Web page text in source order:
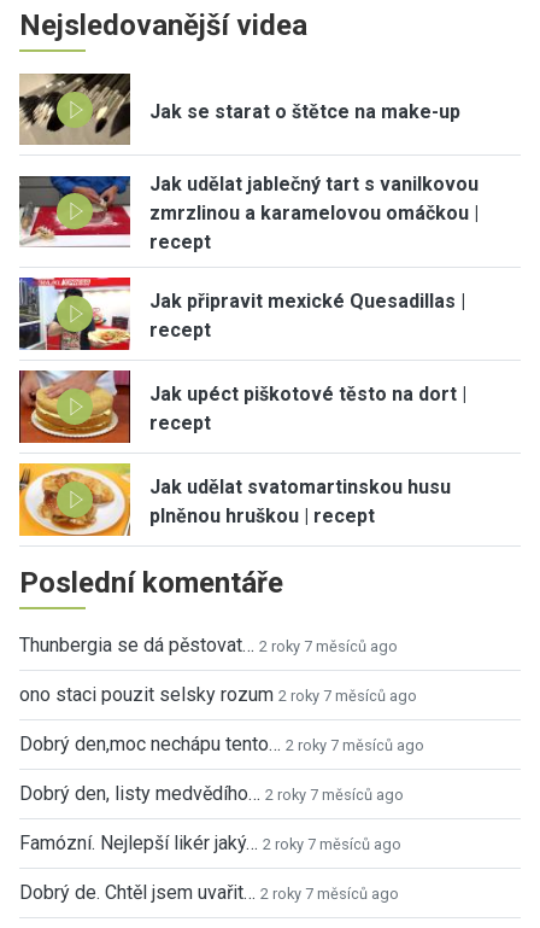
Nejsledovanější videa
Jak se starat o štětce na make-up
Jak udělat jablečný tart s vanilkovou
zmrzlinou a karamelovou omáčkou |
recept
Jak připravit mexické Quesadillas |
recept
Jak upéct piškotové těsto na dort |
recept
Jak udělat svatomartinskou husu
plněnou hruškou | recept
Poslední komentáře
Thunbergia se dá pěstovat… 2 roky 7 měsíců ago
ono staci pouzit selsky rozum 2 roky 7 měsíců ago
Dobrý den,moc nechápu tento… 2 roky 7 měsíců ago
Dobrý den, listy medvědího… 2 roky 7 měsíců ago
Famózní. Nejlepší likér jaký… 2 roky 7 měsíců ago
Dobrý de. Chtěl jsem uvařit… 2 roky 7 měsíců ago